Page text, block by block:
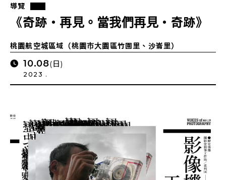
導覽
《奇跡・再見。當我們再見・奇跡》
桃園航空城區域（桃園市大園區竹圍里、沙崙里）
10.08(日)
2023 .